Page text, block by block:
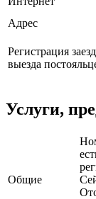
Адрес
Регистрация
выезда
Услуги,
Общие